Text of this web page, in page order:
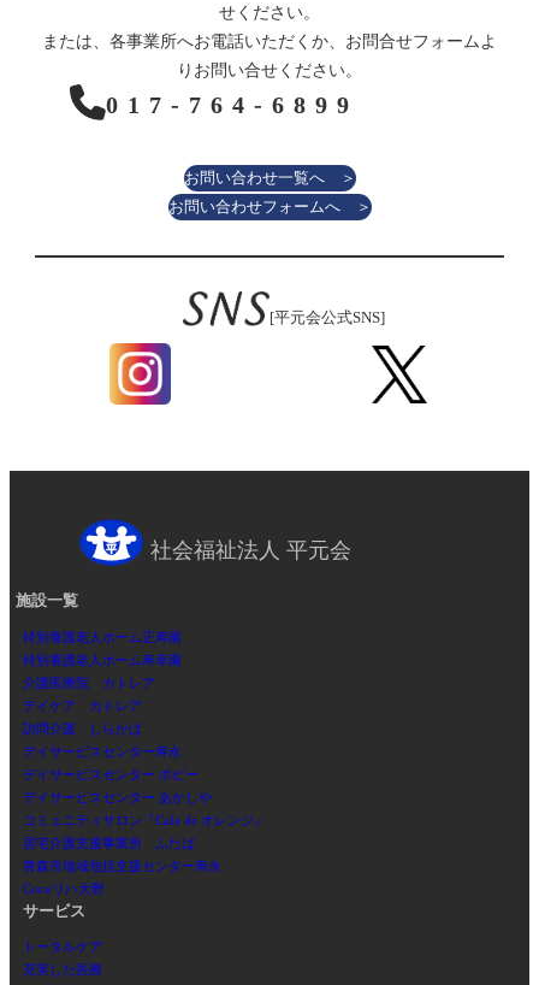
せください。
または、各事業所へお電話いただくか、お問合せフォームよ
りお問い合せください。
017-764-6899
お問い合わせ一覧へ ＞
お問い合わせフォームへ ＞
[平元会公式SNS]
社会福祉法人 平元会
施設一覧
特別養護老人ホーム正寿園
特別養護老人ホーム寿幸園
介護医療院 カトレア
デイケア カトレア
訪問介護 しらかば
デイサービスセンター寿永
デイサービスセンター ポピー
デイサービスセンター あかしや
コミュニティサロン『Cafe de オレンジ』
居宅介護支援事業所 ふたば
青森市地域包括支援センター寿永
Cocoリハ大野
サービス
トータルケア
充実した医療